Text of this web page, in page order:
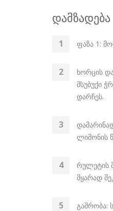
დამზადება
ფაზა 1:
ხორცის
მსუბუქი
დარჩეს.
ლიმონის
რულეტის
მყარად
გაშრობა: